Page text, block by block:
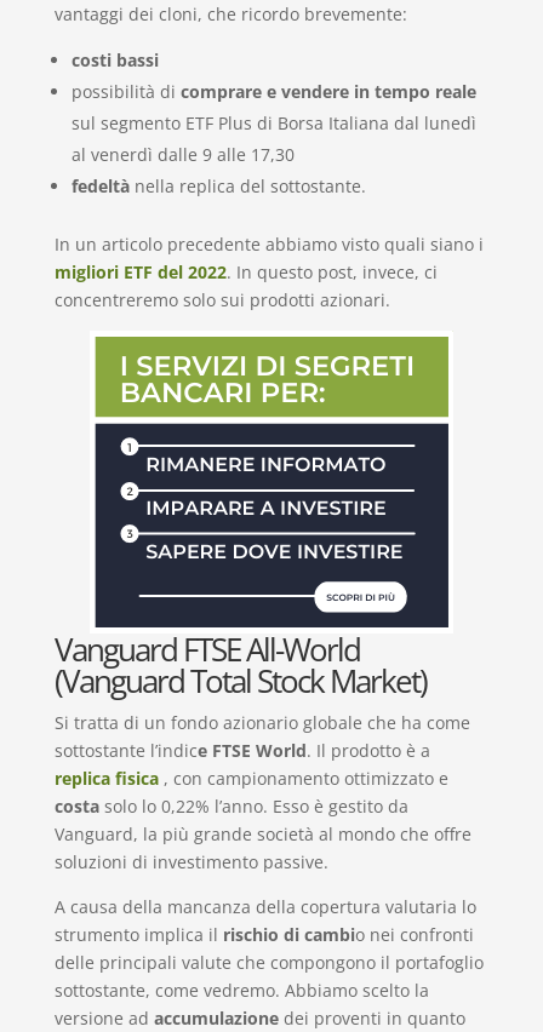
vantaggi dei cloni, che ricordo brevemente:
costi bassi
possibilità di comprare e vendere in tempo reale
sul segmento ETF Plus di Borsa Italiana dal lunedì
al venerdì dalle 9 alle 17,30
fedeltànella replica del sottostante.
In un articolo precedente abbiamo visto quali siano i
migliori ETF del 2022. In questo post, invece, ci
concentreremo solo sui prodotti azionari.
Vanguard FTSE All-World
(Vanguard Total Stock Market)
Si tratta di un fondo azionario globale che ha come
sottostante l’indice FTSE World. Il prodotto è a
replica fisica , con campionamento ottimizzato e
costasolo lo 0,22% l’anno. Esso è gestito da
Vanguard, la più grande società al mondo che offre
soluzioni di investimento passive.
A causa della mancanza della copertura valutaria lo
strumento implica il rischio di cambio nei confronti
delle principali valute che compongono il portafoglio
sottostante, come vedremo. Abbiamo scelto la
versione ad accumulazionedei proventi in quanto